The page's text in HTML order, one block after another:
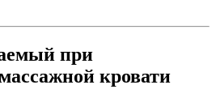
при
кровати